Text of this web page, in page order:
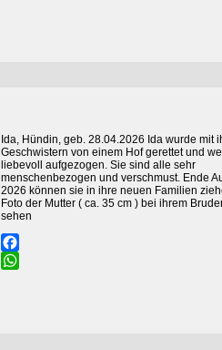
Ida, Hündin, geb. 28.04.2026 Ida wurde mit
Geschwistern von einem Hof gerettet und
liebevoll aufgezogen. Sie sind alle sehr
menschenbezogen und verschmust. Ende
2026 können sie in ihre neuen Familien
Foto der Mutter ( ca. 35 cm ) bei ihrem
sehen
Facebook